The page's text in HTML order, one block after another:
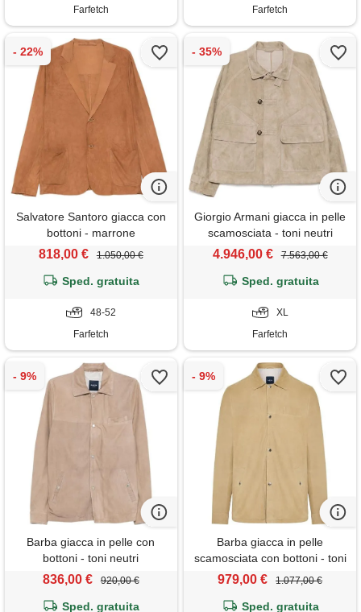
Farfetch
Farfetch
Salvatore Santoro giacca con
bottoni - marrone
818,00 € 1.050,00 €
Sped. gratuita
48-52
Farfetch
Giorgio Armani giacca in pelle
scamosciata - toni neutri
4.946,00 € 7.563,00 €
Sped. gratuita
XL
Farfetch
Barba giacca in pelle con
bottoni - toni neutri
836,00 € 920,00 €
Sped. gratuita
Barba giacca in pelle
scamosciata con bottoni - toni
neutri
979,00 € 1.077,00 €
Sped. gratuita